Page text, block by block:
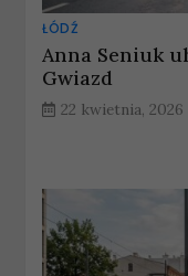
ŁÓDŹ
Anna Seniuk
Gwiazd
22 kwietnia, 2026